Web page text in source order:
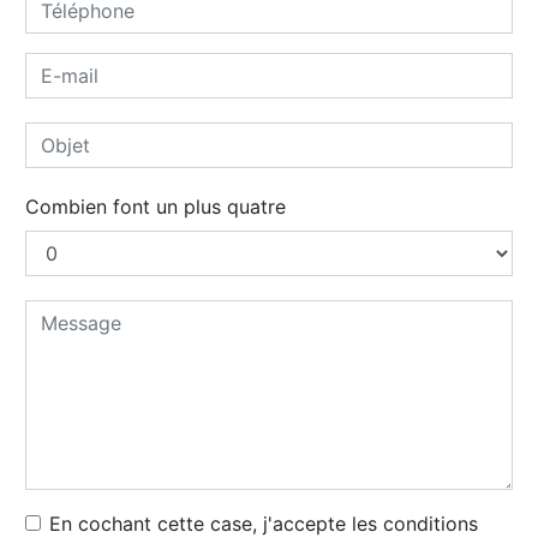
Combien font un plus quatre
En cochant cette case, j'accepte les conditions